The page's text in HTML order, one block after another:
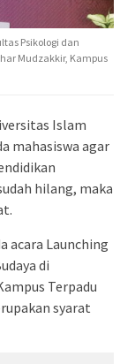
Psikologi dan
Mudzakkir, Kampus
Islam
mahasiswa agar
hilang, maka
acara Launching
di
Terpadu
syarat